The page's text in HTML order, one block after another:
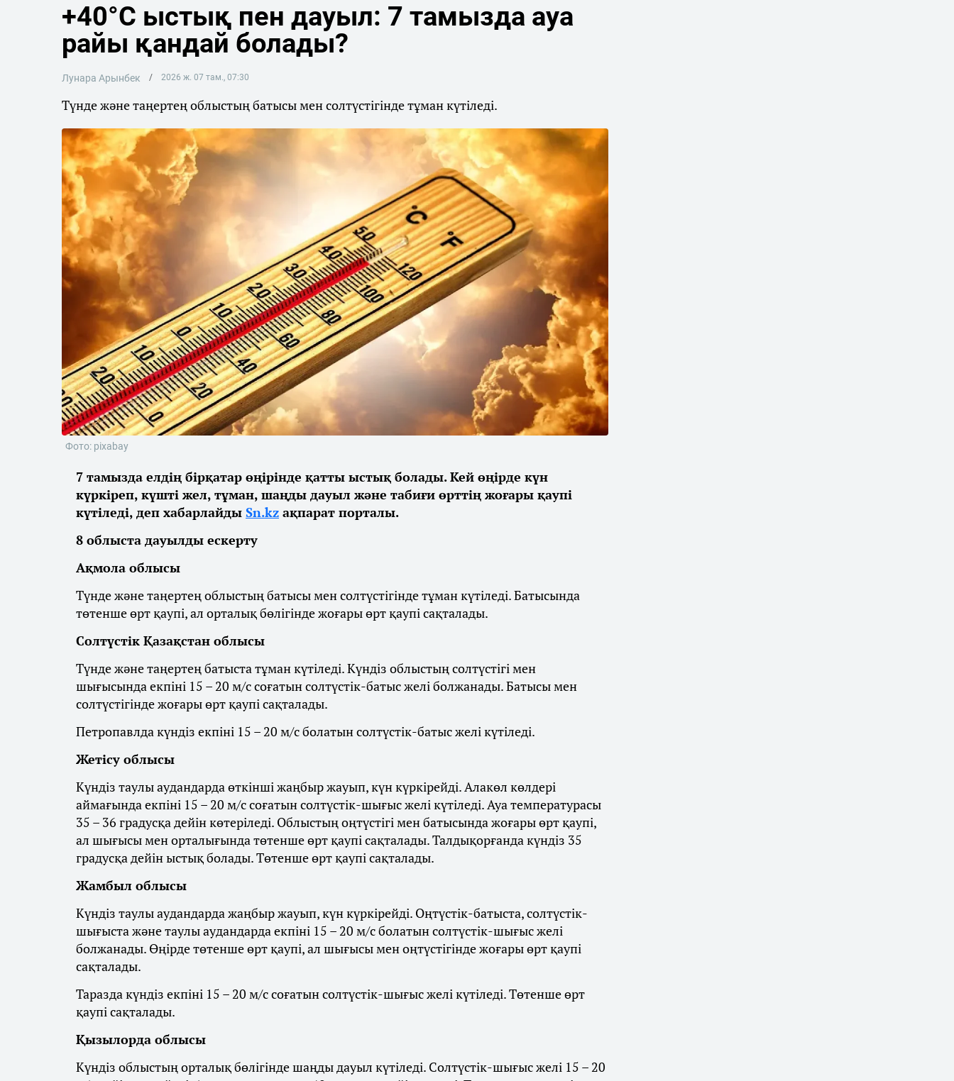
+40°C ыстық пен дауыл: 7 тамызда ауа
райы қандай болады?
Лунара Арынбек 2026 ж. 07 там., 07:30
Түнде және таңертең облыстың батысы мен солтүстігінде тұман күтіледі.
Фото: pixabay
7 тамызда елдің бірқатар өңірінде қатты ыстық болады. Кей өңірде күн
күркіреп, күшті жел, тұман, шаңды дауыл және табиғи өрттің жоғары қаупі
күтіледі, деп хабарлайды Sn.kz ақпарат порталы.
8 облыста дауылды ескерту
Ақмола облысы
Түнде және таңертең облыстың батысы мен солтүстігінде тұман күтіледі. Батысында
төтенше өрт қаупі, ал орталық бөлігінде жоғары өрт қаупі сақталады.
Солтүстік Қазақстан облысы
Түнде және таңертең батыста тұман күтіледі. Күндіз облыстың солтүстігі мен
шығысында екпіні 15 – 20 м/с соғатын солтүстік-батыс желі болжанады. Батысы мен
солтүстігінде жоғары өрт қаупі сақталады.
Петропавлда күндіз екпіні 15 – 20 м/с болатын солтүстік-батыс желі күтіледі.
Жетісу облысы
Күндіз таулы аудандарда өткінші жаңбыр жауып, күн күркірейді. Алакөл көлдері
аймағында екпіні 15 – 20 м/с соғатын солтүстік-шығыс желі күтіледі. Ауа температурасы
35 – 36 градусқа дейін көтеріледі. Облыстың оңтүстігі мен батысында жоғары өрт қаупі,
ал шығысы мен орталығында төтенше өрт қаупі сақталады. Талдықорғанда күндіз 35
градусқа дейін ыстық болады. Төтенше өрт қаупі сақталады.
Жамбыл облысы
Күндіз таулы аудандарда жаңбыр жауып, күн күркірейді. Оңтүстік-батыста, солтүстік-
шығыста және таулы аудандарда екпіні 15 – 20 м/с болатын солтүстік-шығыс желі
болжанады. Өңірде төтенше өрт қаупі, ал шығысы мен оңтүстігінде жоғары өрт қаупі
сақталады.
Таразда күндіз екпіні 15 – 20 м/с соғатын солтүстік-шығыс желі күтіледі. Төтенше өрт
қаупі сақталады.
Қызылорда облысы
Күндіз облыстың орталық бөлігінде шаңды дауыл күтіледі. Солтүстік-шығыс желі 15 – 20